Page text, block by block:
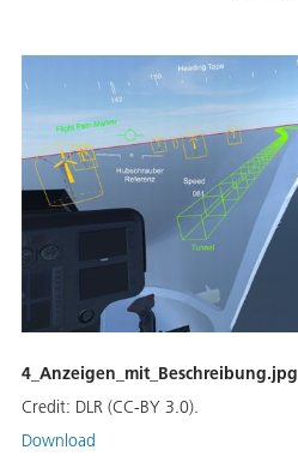
4_Anzeigen_mit_Beschreibung.jpg
Credit: DLR (CC-BY 3.0).
Download